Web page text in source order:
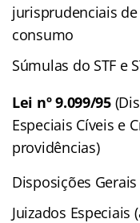
jurisprudenciais
consumo
Súmulas do STF e
Lei nº 9.099/95
Especiais Cíveis e
providências)
Disposições Gerais
Juizados Especiais